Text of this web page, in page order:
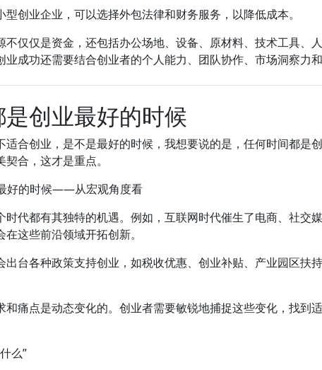
创业企业，可以选择外包法律和财务服务，以降低成本。
不仅仅是资金，还包括办公场地、设备、原材料、技术工具
成功还需要结合创业者的个人能力、团队协作、市场洞察力
创业最好的时候
适合创业，是不是最好的时候，我想要说的是，任何时间都
合，这才是重点。
好的时候——从宏观角度看
时代都有其独特的机遇。例如，互联网时代催生了电商、社
这些前沿领域开拓创新。
出台各种政策支持创业，如税收优惠、创业补贴、产业园区
和痛点是动态变化的。创业者需要敏锐地捕捉这些变化，找
么”